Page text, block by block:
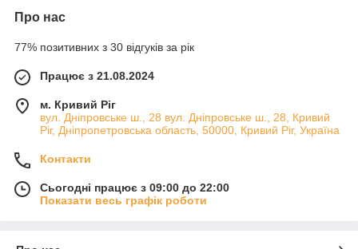
Про нас
77% позитивних з 30 відгуків за рік
Працює з 21.08.2024
м. Кривий Ріг
вул. Дніпровське ш., 28 вул. Дніпровське ш., 28, Кривий
Ріг, Дніпропетровська область, 50000, Кривий Ріг, Україна
Контакти
Сьогодні працює з 09:00 до 22:00
Показати весь графік роботи